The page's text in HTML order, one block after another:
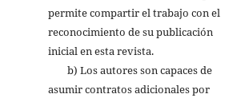
permite compartir el trabajo con el
reconocimiento de su publicación
inicial en esta revista.
b) Los autores son capaces de
asumir contratos adicionales por